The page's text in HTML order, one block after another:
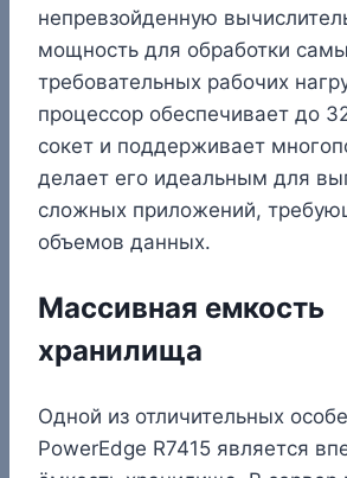
непревзойденную
мощность для обработки
требовательных рабочих
процессор обеспечивает до
сокет и поддерживает
делает его идеальным для
сложных приложений,
объемов данных.
Массивная емкость
хранилища
Одной из отличительных
PowerEdge R7415 является